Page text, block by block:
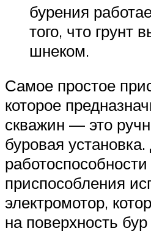
бурения
того, что грунт
шнеком.
Самое простое
которое
скважин — это
буровая
приспособления
электромотор,
на поверхность бур